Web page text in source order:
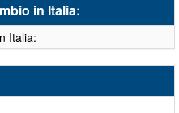
in Italia:
Italia: